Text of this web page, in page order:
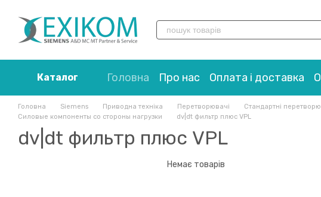
Каталог Головна Про нас Оплата і доставка
Головна Siemens Приводна техніка Перетворювачі Стандартні
Силовые компоненты со стороны нагрузки
dv|dt фильтр плюс VPL
dv|dt фильтр плюс VPL
Немає товарів